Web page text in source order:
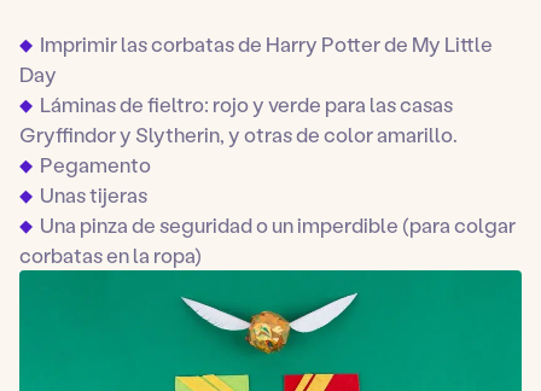
Imprimir las corbatas de Harry Potter de My Little
Day
Láminas de fieltro: rojo y verde para las casas
Gryffindor y Slytherin, y otras de color amarillo.
Pegamento
Unas tijeras
Una pinza de seguridad o un imperdible (para colgar
corbatas en la ropa)